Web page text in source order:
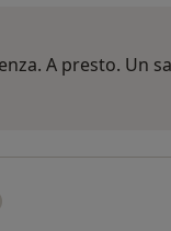
A presto. Un